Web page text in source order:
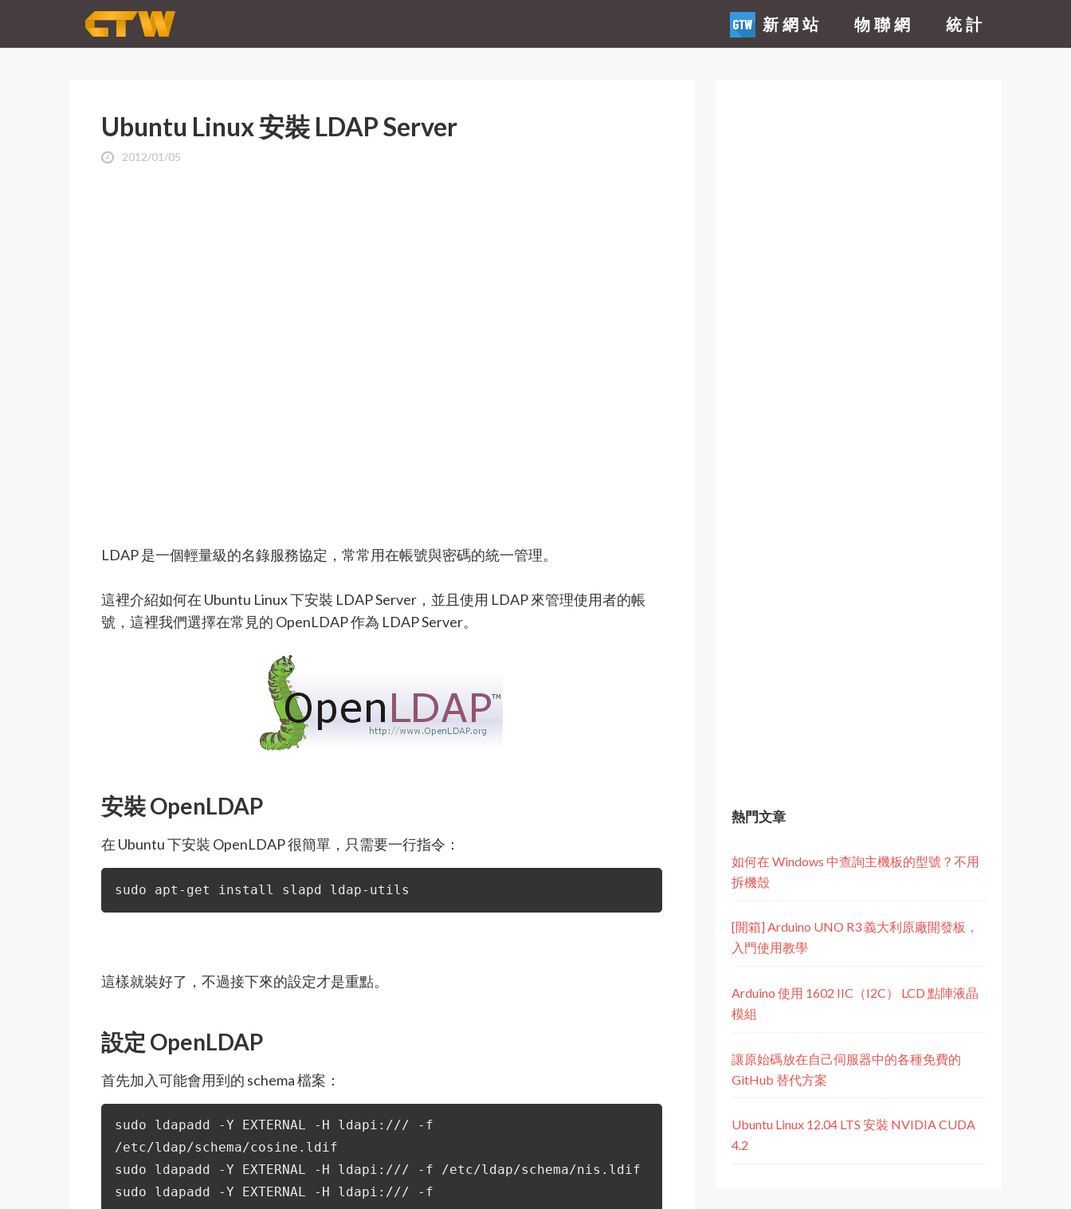
新網站 物聯網 統計
Ubuntu Linux 安裝 LDAP Server
2012/01/05
LDAP 是一個輕量級的名錄服務協定，常常用在帳號與密碼的統一管理。
這裡介紹如何在 Ubuntu Linux 下安裝 LDAP Server，並且使用 LDAP 來管理使用者的帳
號，這裡我們選擇在常見的 OpenLDAP 作為 LDAP Server。
安裝 OpenLDAP
在 Ubuntu 下安裝 OpenLDAP 很簡單，只需要一行指令：
sudo apt-get install slapd ldap-utils
這樣就裝好了，不過接下來的設定才是重點。
設定 OpenLDAP
首先加入可能會用到的 schema 檔案：
sudo ldapadd -Y EXTERNAL -H ldapi:/// -f
/etc/ldap/schema/cosine.ldif
sudo ldapadd -Y EXTERNAL -H ldapi:/// -f /etc/ldap/schema/nis.ldif
sudo ldapadd -Y EXTERNAL -H ldapi:/// -f
熱門文章
如何在 Windows 中查詢主機板的型號？不用
拆機殼
[開箱] Arduino UNO R3 義大利原廠開發板，
入門使用教學
Arduino 使用 1602 IIC（I2C） LCD 點陣液晶
模組
讓原始碼放在自己伺服器中的各種免費的
GitHub 替代方案
Ubuntu Linux 12.04 LTS 安裝 NVIDIA CUDA
4.2